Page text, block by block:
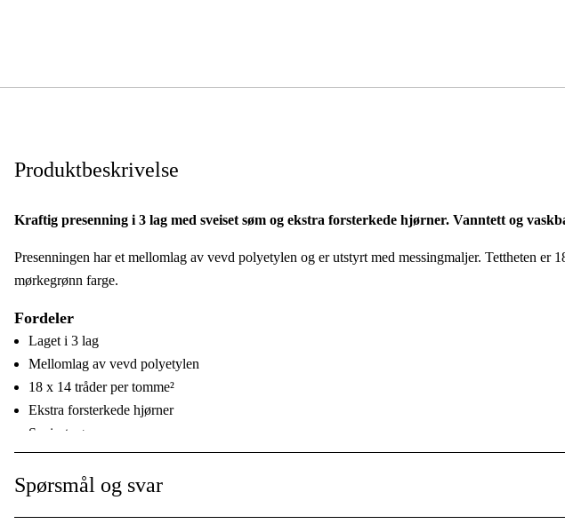
Produktbeskrivelse
Kraftig presenning i 3 lag med sveiset søm og ekstra forsterkede hjørner. Vanntett og
Presenningen har et mellomlag av vevd polyetylen og er utstyrt med messingmaljer. Tettheten er
mørkegrønn farge.
Fordeler
Laget i 3 lag
Mellomlag av vevd polyetylen
18 x 14 tråder per tomme²
Ekstra forsterkede hjørner
Sveiset søm
Messingmaljer
Vaskbar, krymper ikke
Spørsmål og svar